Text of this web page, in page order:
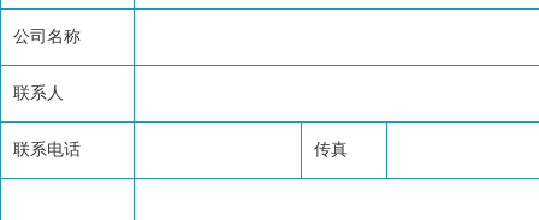
公司名称
联系人
联系电话 传真